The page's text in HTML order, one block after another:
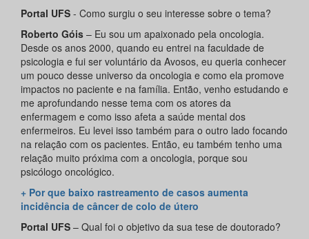
Portal UFS - Como surgiu o seu interesse sobre o tema?
Roberto Góis – Eu sou um apaixonado pela oncologia.
Desde os anos 2000, quando eu entrei na faculdade de
psicologia e fui ser voluntário da Avosos, eu queria conhecer
um pouco desse universo da oncologia e como ela promove
impactos no paciente e na família. Então, venho estudando e
me aprofundando nesse tema com os atores da
enfermagem e como isso afeta a saúde mental dos
enfermeiros. Eu levei isso também para o outro lado focando
na relação com os pacientes. Então, eu também tenho uma
relação muito próxima com a oncologia, porque sou
psicólogo oncológico.
+ Por que baixo rastreamento de casos aumenta
incidência de câncer de colo de útero
Portal UFS – Qual foi o objetivo da sua tese de doutorado?